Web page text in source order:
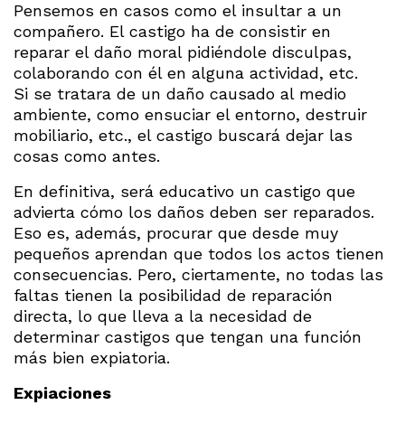
Pensemos en casos como el insultar a un
compañero. El castigo ha de consistir en
reparar el daño moral pidiéndole disculpas,
colaborando con él en alguna actividad, etc.
Si se tratara de un daño causado al medio
ambiente, como ensuciar el entorno, destruir
mobiliario, etc., el castigo buscará dejar las
cosas como antes.
En definitiva, será educativo un castigo que
advierta cómo los daños deben ser reparados.
Eso es, además, procurar que desde muy
pequeños aprendan que todos los actos tienen
consecuencias. Pero, ciertamente, no todas las
faltas tienen la posibilidad de reparación
directa, lo que lleva a la necesidad de
determinar castigos que tengan una función
más bien expiatoria.
Expiaciones